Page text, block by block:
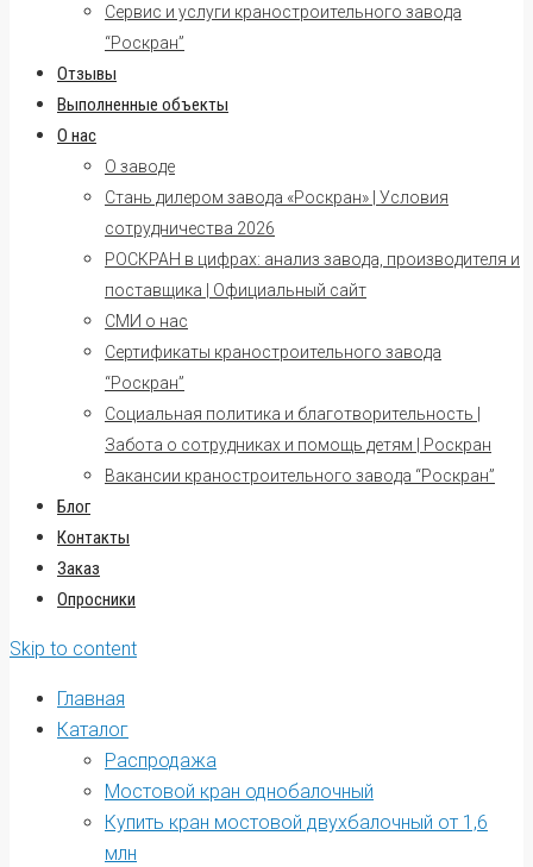
Сервис и услуги краностроительного завода
“Роскран”
Отзывы
Выполненные объекты
О нас
О заводе
Стань дилером завода «Роскран» | Условия
сотрудничества 2026
РОСКРАН в цифрах: анализ завода, производителя и
поставщика | Официальный сайт
СМИ о нас
Сертификаты краностроительного завода
“Роскран”
Социальная политика и благотворительность |
Забота о сотрудниках и помощь детям | Роскран
Вакансии краностроительного завода “Роскран”
Блог
Контакты
Заказ
Опросники
Skip to content
Главная
Каталог
Распродажа
Мостовой кран однобалочный
Купить кран мостовой двухбалочный от 1,6
млн